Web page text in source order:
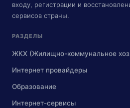
входу, регистрации и
сервисов страны.
РАЗДЕЛЫ
ЖКХ (Жилищно-коммунальное
Интернет провайдеры
Образование
Интернет-сервисы